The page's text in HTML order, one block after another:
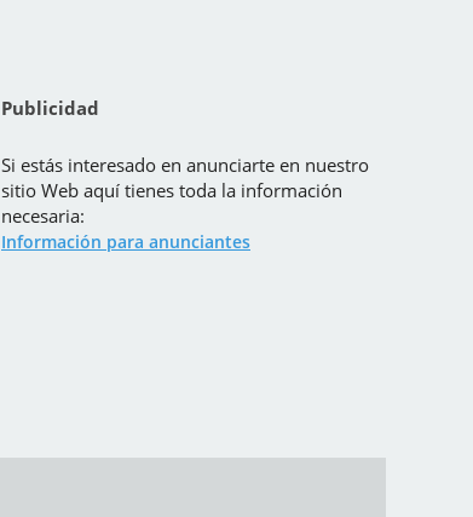
Publicidad
Si estás interesado en anunciarte en nuestro
sitio Web aquí tienes toda la información
necesaria:
Información para anunciantes